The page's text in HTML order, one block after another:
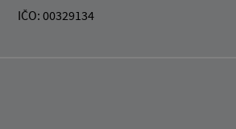
IČO: 00329134